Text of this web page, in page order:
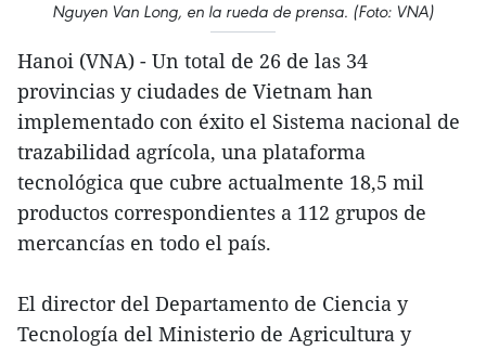
Nguyen Van Long, en la rueda de prensa. (Foto: VNA)
Hanoi (VNA) - Un total de 26 de las 34
provincias y ciudades de Vietnam han
implementado con éxito el Sistema nacional de
trazabilidad agrícola, una plataforma
tecnológica que cubre actualmente 18,5 mil
productos correspondientes a 112 grupos de
mercancías en todo el país.
El director del Departamento de Ciencia y
Tecnología del Ministerio de Agricultura y